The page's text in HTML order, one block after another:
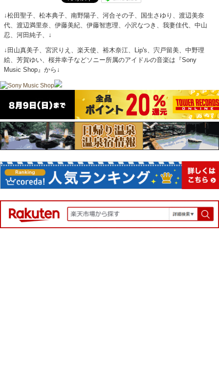
↓松田聖子、松本典子、南野陽子、河合その子、国生さゆり、渡辺美奈
代、渡辺満里奈、伊藤美紀、伊藤智恵理、小沢なつき、我妻佳代、中山
忍、河田純子、↓
↓田山真美子、宮沢りえ、楽天使、裕木奈江、Lip's、宍戸留美、中野理
絵、芳賀ゆい、桜井幸子などソニー所属のアイドルの音楽は『Sony
Music Shop』から↓